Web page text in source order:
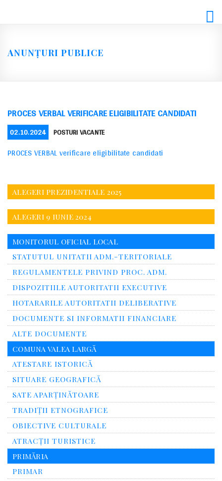
ANUNȚURI PUBLICE
PROCES VERBAL VERIFICARE ELIGIBILITATE CANDIDATI
POSTED
ON
02.10.2024 CATEGORIES
POSTURI VACANTE
PROCES VERBAL verificare eligibilitate candidati
ALEGERI PREZIDENTIALE 2025
ALEGERI 9 IUNIE 2024
MONITORUL OFICIAL LOCAL
STATUTUL UNITATII ADM.-TERITORIALE
REGULAMENTELE PRIVIND PROC. ADM.
DISPOZITIILE AUTORITATII EXECUTIVE
HOTARARILE AUTORITATII DELIBERATIVE
DOCUMENTE SI INFORMATII FINANCIARE
ALTE DOCUMENTE
COMUNA VALEA LARGĂ
ATESTARE ISTORICĂ
SITUARE GEOGRAFICĂ
SATE APARȚINĂTOARE
TRADIȚII ETNOGRAFICE
OBIECTIVE CULTURALE
ATRACȚII TURISTICE
PRIMĂRIA
PRIMAR